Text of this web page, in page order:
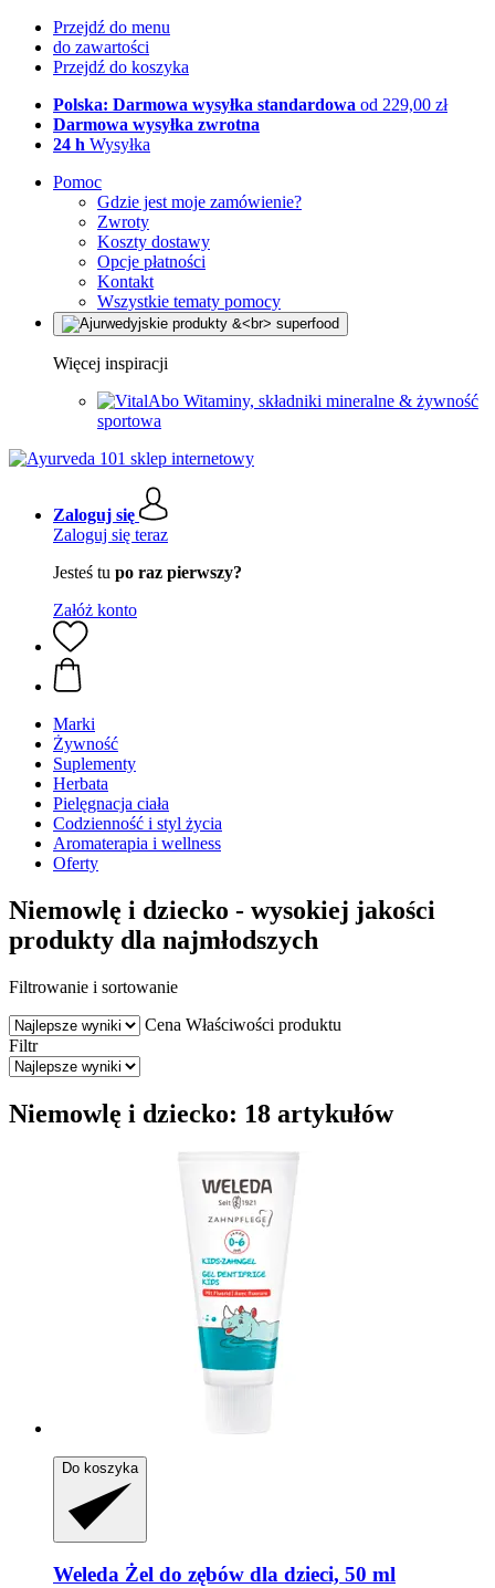
Przejdź do menu
do zawartości
Przejdź do koszyka
Polska: Darmowa wysyłka standardowa od 229,00 zł
Darmowa wysyłka zwrotna
24 h Wysyłka
Pomoc
Gdzie jest moje zamówienie?
Zwroty
Koszty dostawy
Opcje płatności
Kontakt
Wszystkie tematy pomocy
Więcej inspiracji
Witaminy, składniki mineralne & żywność
sportowa
Zaloguj się
Zaloguj się teraz
Jesteś tu po raz pierwszy?
Załóż konto
Marki
Żywność
Suplementy
Herbata
Pielęgnacja ciała
Codzienność i styl życia
Aromaterapia i wellness
Oferty
Niemowlę i dziecko - wysokiej jakości
produkty dla najmłodszych
Filtrowanie i sortowanie
Cena Właściwości produktu
Filtr
Niemowlę i dziecko: 18 artykułów
Do koszyka
Weleda Żel do zębów dla dzieci, 50 ml